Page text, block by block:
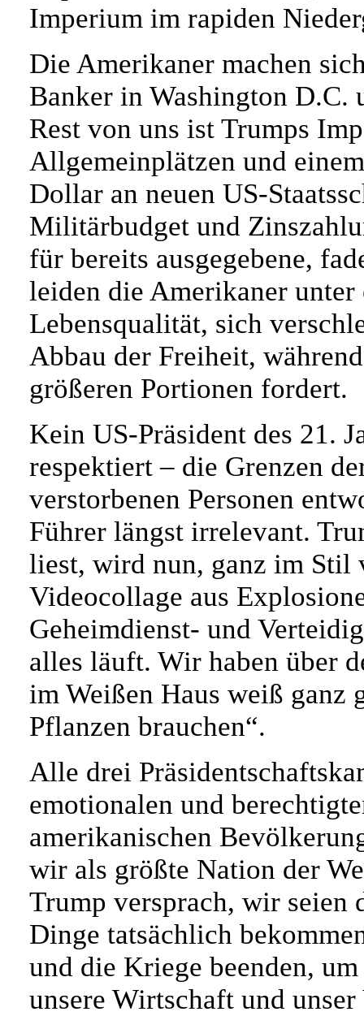
Imperium im rapiden
Die Amerikaner machen
Banker in Washington D.C.
Rest von uns ist Trumps
Allgemeinplätzen und
Dollar an neuen US-
Militärbudget und
für bereits ausgegebene,
leiden die Amerikaner
Lebensqualität, sich
Abbau der Freiheit,
größeren Portionen fordert.
Kein US-Präsident des 21.
respektiert – die Grenzen
verstorbenen Personen
Führer längst irrelevant.
liest, wird nun, ganz im Stil
Videocollage aus
Geheimdienst- und
alles läuft. Wir haben über
im Weißen Haus weiß ganz
Pflanzen brauchen“.
Alle drei
emotionalen und
amerikanischen
wir als größte Nation der
Trump versprach, wir seien
Dinge tatsächlich
und die Kriege beenden,
unsere Wirtschaft und